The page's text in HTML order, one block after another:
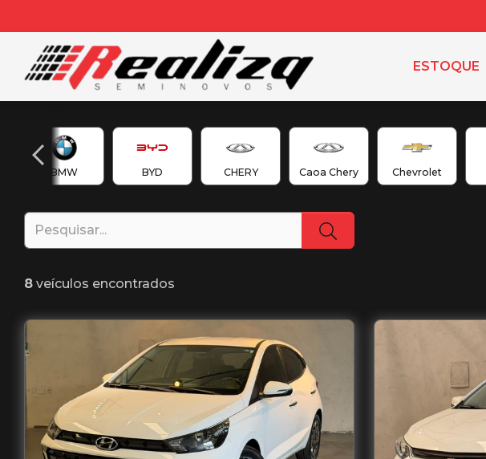
ESTOQUE
BMW BYD CHERY Caoa Chery Chevrolet
8 veículos encontrados